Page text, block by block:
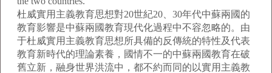
杜威實用主義教育思想對20世紀20、30年代中蘇兩國的
教育影響是中蘇兩國教育現代化過程中不容忽略的。由
于杜威實用主義教育思想所具備的反傳統的特性及代表
教育新時代的理論素養，國情不一的中蘇兩國教育在破
舊立新，融身世界洪流中，都不約而同的以實用主義教